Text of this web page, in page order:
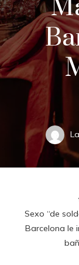
Sexo “de
Barcelona le